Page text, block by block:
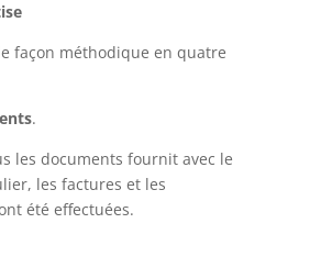
façon méthodique en quatre
.
les documents fournit avec le
les factures et les
été effectuées.